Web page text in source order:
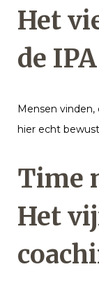
Het
de
Mensen
hier echt
Time
Het